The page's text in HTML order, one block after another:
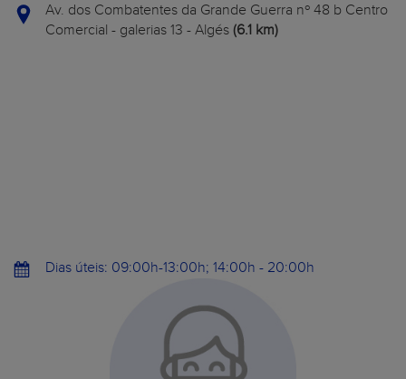
Av. dos Combatentes da Grande Guerra nº 48 b Centro
Comercial - galerias 13 - Algés (6.1 km)
Dias úteis: 09:00h-13:00h; 14:00h - 20:00h